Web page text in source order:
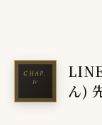
ん)